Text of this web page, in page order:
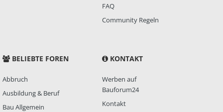
FAQ
Community Regeln
BELIEBTE FOREN
Abbruch
Ausbildung & Beruf
Bau Allgemein
KONTAKT
Werben auf
Bauforum24
Kontakt